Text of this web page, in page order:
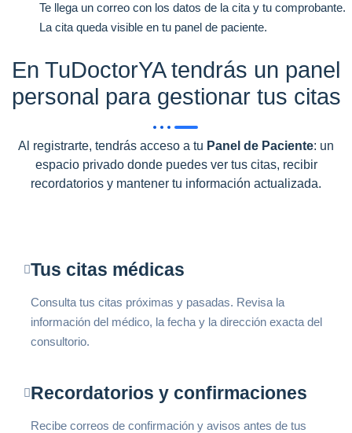
Te llega un correo con los datos de la cita y tu comprobante.
La cita queda visible en tu panel de paciente.
En TuDoctorYA tendrás un panel
personal para gestionar tus citas
Al registrarte, tendrás acceso a tu Panel de Paciente: un
espacio privado donde puedes ver tus citas, recibir
recordatorios y mantener tu información actualizada.
Tus citas médicas
Consulta tus citas próximas y pasadas. Revisa la
información del médico, la fecha y la dirección exacta del
consultorio.
Recordatorios y confirmaciones
Recibe correos de confirmación y avisos antes de tus